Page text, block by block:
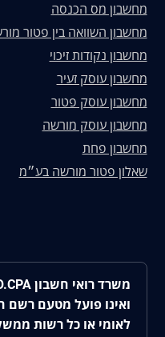
מחשבון מס הכנסה
מחשבון השוואה בין פטור
מחשבון נקודות זיכוי
מחשבון עוסק זעיר
מחשבון עוסק פטור
מחשבון עוסק מורשה
מחשבון פחת
שאלון פטור מורשה בע״מ
ואינו פועל מטעם רשם
לאומי או כל רשות